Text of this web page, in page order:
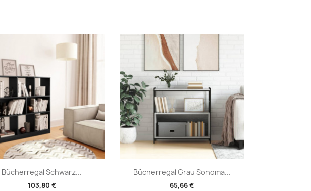
Bücherregal Schwarz...
103,80 €
Vorschau Bücherregal Grau Sonoma...
65,66 €
Vorschau